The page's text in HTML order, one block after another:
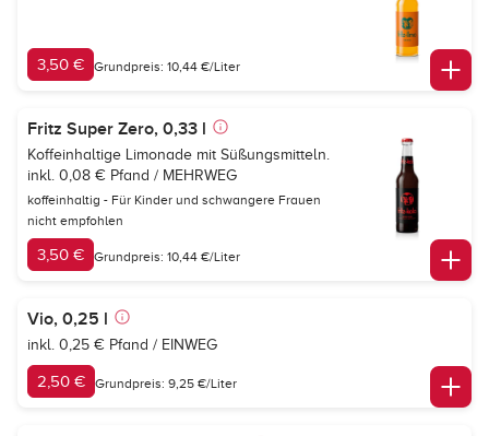
3,50 € Grundpreis: 10,44 €/Liter
Fritz Super Zero, 0,33 l
Koffeinhaltige Limonade mit Süßungsmitteln.
inkl. 0,08 € Pfand / MEHRWEG
koffeinhaltig - Für Kinder und schwangere Frauen
nicht empfohlen
3,50 € Grundpreis: 10,44 €/Liter
Vio, 0,25 l
inkl. 0,25 € Pfand / EINWEG
2,50 € Grundpreis: 9,25 €/Liter